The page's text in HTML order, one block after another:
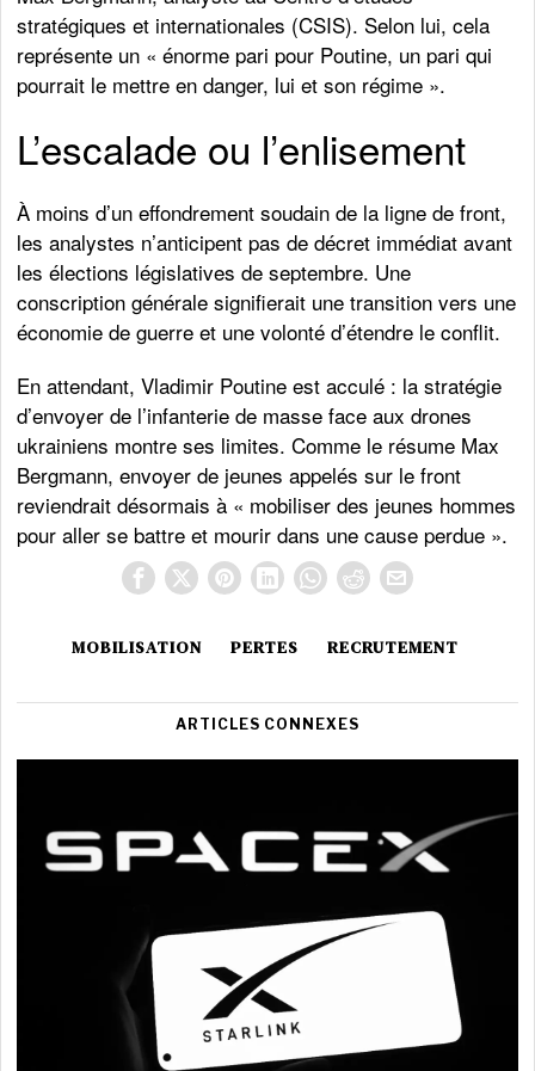
stratégiques et internationales (CSIS). Selon lui, cela
représente un « énorme pari pour Poutine, un pari qui
pourrait le mettre en danger, lui et son régime ».
L’escalade ou l’enlisement
À moins d’un effondrement soudain de la ligne de front,
les analystes n’anticipent pas de décret immédiat avant
les élections législatives de septembre. Une
conscription générale signifierait une transition vers une
économie de guerre et une volonté d’étendre le conflit.
En attendant, Vladimir Poutine est acculé : la stratégie
d’envoyer de l’infanterie de masse face aux drones
ukrainiens montre ses limites. Comme le résume Max
Bergmann, envoyer de jeunes appelés sur le front
reviendrait désormais à « mobiliser des jeunes hommes
pour aller se battre et mourir dans une cause perdue ».
MOBILISATION PERTES RECRUTEMENT
ARTICLES CONNEXES